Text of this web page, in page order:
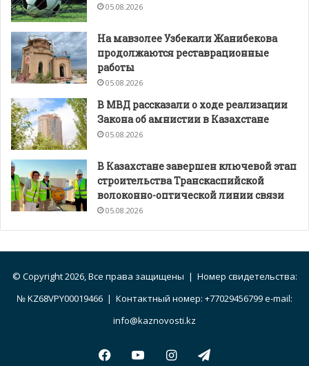
05.08.2026
На мавзолее Узбекали Жанибекова
продолжаются реставрационные
работы
05.08.2026
В МВД рассказали о ходе реализации
Закона об амнистии в Казахстане
05.08.2026
В Казахстане завершен ключевой этап
строительства Транскаспийской
волоконно-оптической линии связи
05.08.2026
© Copyright 2026, Все права защищены | Номер свидетельства:
№ KZ68VPY00019466 | Контактный номер: +77029456799 e-mail:
info@kaznovosti.kz
Facebook
YouTubeInstagramTelegram